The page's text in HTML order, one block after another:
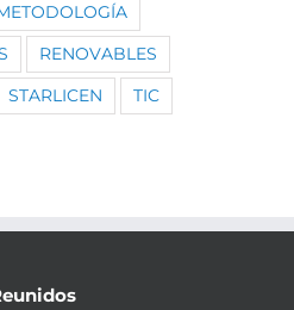
RENOVABLES
STARLICEN TIC